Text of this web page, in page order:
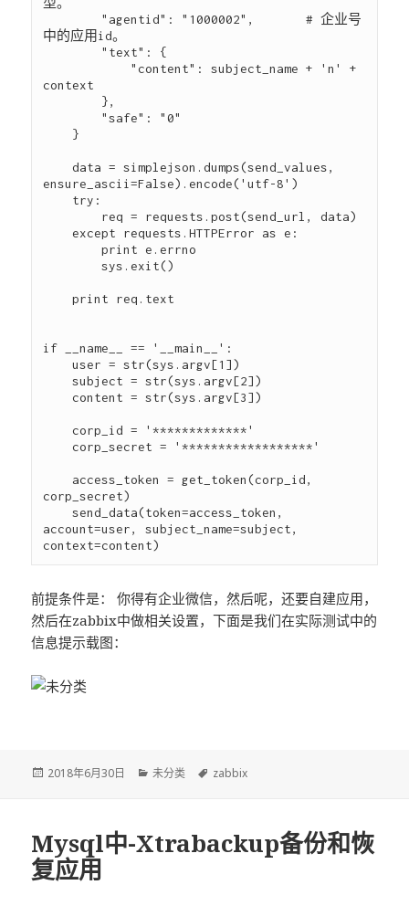
中的应用id。
context
    data = simplejson.dumps(send_values,
ensure_ascii=False).encode('utf-8')
    except requests.HTTPError as e:
        print e.errno
        sys.exit()
    print req.text
if __name__ == '__main__':
    user = str(sys.argv[1])
    subject = str(sys.argv[2])
corp_secret)
    send_data(token=access_token,
account=user, subject_name=subject,
前提条件是： 你得有企业微信，然后呢，还要自建应用，
然后在zabbix中做相关设置，下面是我们在实际测试中的
信息提示载图：
发
2018年6月30日
分
未分类
标
zabbix
Mysql中-Xtrabackup备份和恢
复应用